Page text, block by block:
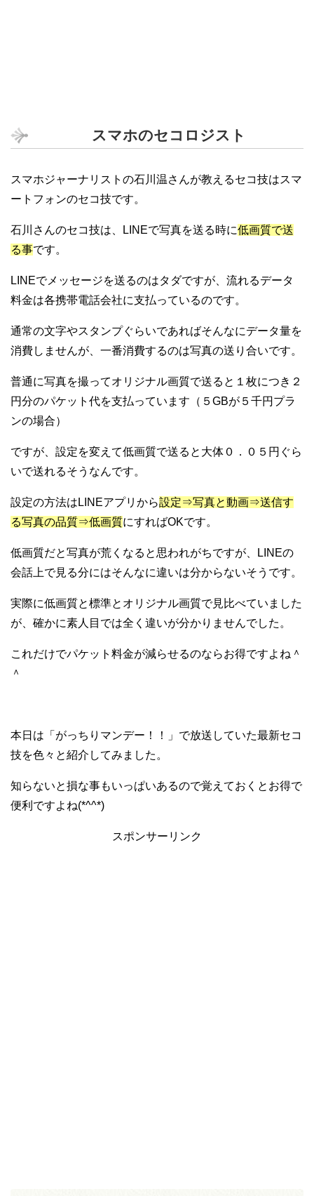
スマホのセコロジスト
スマホジャーナリストの石川温さんが教えるセコ技はスマ
ートフォンのセコ技です。
石川さんのセコ技は、LINEで写真を送る時に低画質で送
る事です。
LINEでメッセージを送るのはタダですが、流れるデータ
料金は各携帯電話会社に支払っているのです。
通常の文字やスタンプぐらいであればそんなにデータ量を
消費しませんが、一番消費するのは写真の送り合いです。
普通に写真を撮ってオリジナル画質で送ると１枚につき２
円分のパケット代を支払っています（５GBが５千円プラ
ンの場合）
ですが、設定を変えて低画質で送ると大体０．０５円ぐら
いで送れるそうなんです。
設定の方法はLINEアプリから設定⇒写真と動画⇒送信す
る写真の品質⇒低画質にすればOKです。
低画質だと写真が荒くなると思われがちですが、LINEの
会話上で見る分にはそんなに違いは分からないそうです。
実際に低画質と標準とオリジナル画質で見比べていました
が、確かに素人目では全く違いが分かりませんでした。
これだけでパケット料金が減らせるのならお得ですよね＾
＾
本日は「がっちりマンデー！！」で放送していた最新セコ
技を色々と紹介してみました。
知らないと損な事もいっぱいあるので覚えておくとお得で
便利ですよね(*^^*)
スポンサーリンク